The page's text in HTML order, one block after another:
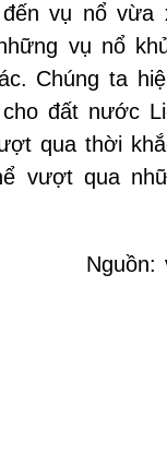
vụ nổ vừa
vụ nổ
Chúng ta
đất nước
qua thời
vượt qua
Nguồn: